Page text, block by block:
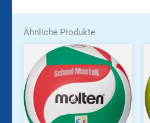
Ähnliche Produkte